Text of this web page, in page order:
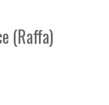
(Raffa)